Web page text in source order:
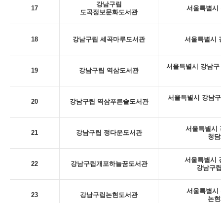
17
강남구립
도곡정보문화도서관
서울특별시
18 강남구립 세곡마루도서관 서울특별시
19 강남구립 역삼도서관
서울특별시 강남
20 강남구립 역삼푸른솔도서관
서울특별시 강남
21 강남구립 정다운도서관
서울특별시
청
22 강남구립개포하늘꿈도서관
서울특별시
강남구
23 강남구립논현도서관
서울특별시
논